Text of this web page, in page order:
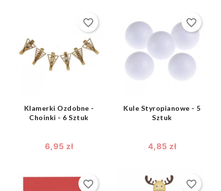
shopping_bag 
Klamerki Ozdobne -
Choinki - 6 Sztuk
6,95 zł
favorite_border
shopping_bag 
Kule Styropianowe - 5
Sztuk
4,85 zł
favorite_border
favorite_border favorite_border